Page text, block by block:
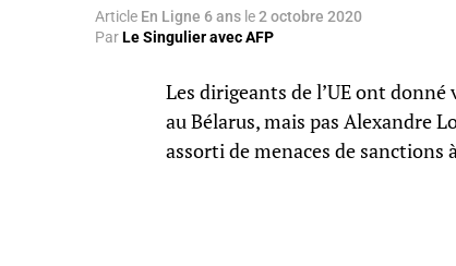
Article En Ligne 6 ans le2 octobre 2020
ParLe Singulier avec AFP
Les dirigeants de l’UE ont
au Bélarus, mais pas Alexandre
assorti de menaces de sanctions